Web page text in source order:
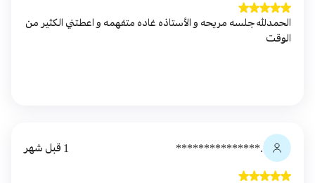
الحمدلله جلسه مريحه و الأستاذه غاده متفهمه و اعطتني الكثير من
الوقت
.*************** 1 قبل شهر